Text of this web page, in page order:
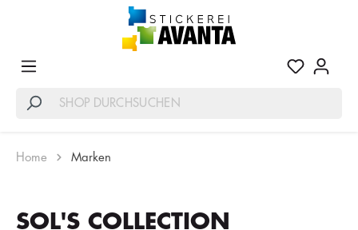
Home Marken
SOL'S COLLECTION